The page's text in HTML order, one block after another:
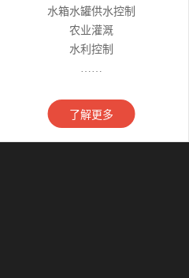
水箱水罐供水控制
农业灌溉
水利控制
……
了解更多